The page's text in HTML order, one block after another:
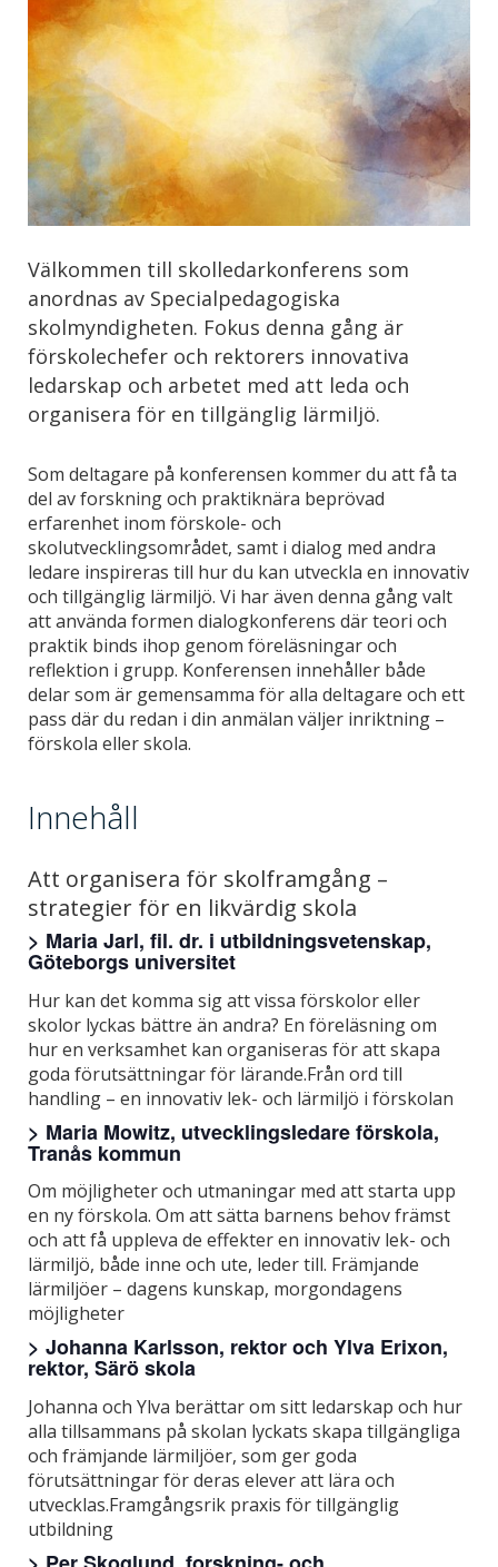
Välkommen till skolledarkonferens som
anordnas av Specialpedagogiska
skolmyndigheten. Fokus denna gång är
förskolechefer och rektorers innovativa
ledarskap och arbetet med att leda och
organisera för en tillgänglig lärmiljö.
Som deltagare på konferensen kommer du att få ta
del av forskning och praktiknära beprövad
erfarenhet inom förskole- och
skolutvecklingsområdet, samt i dialog med andra
ledare inspireras till hur du kan utveckla en innovativ
och tillgänglig lärmiljö. Vi har även denna gång valt
att använda formen dialogkonferens där teori och
praktik binds ihop genom föreläsningar och
reflektion i grupp. Konferensen innehåller både
delar som är gemensamma för alla deltagare och ett
pass där du redan i din anmälan väljer inriktning –
förskola eller skola.
Innehåll
Att organisera för skolframgång –
strategier för en likvärdig skola
> Maria Jarl, fil. dr. i utbildningsvetenskap,
Göteborgs universitet
Hur kan det komma sig att vissa förskolor eller
skolor lyckas bättre än andra? En föreläsning om
hur en verksamhet kan organiseras för att skapa
goda förutsättningar för lärande.Från ord till
handling – en innovativ lek- och lärmiljö i förskolan
> Maria Mowitz, utvecklingsledare förskola,
Tranås kommun
Om möjligheter och utmaningar med att starta upp
en ny förskola. Om att sätta barnens behov främst
och att få uppleva de effekter en innovativ lek- och
lärmiljö, både inne och ute, leder till. Främjande
lärmiljöer – dagens kunskap, morgondagens
möjligheter
> Johanna Karlsson, rektor och Ylva Erixon,
rektor, Särö skola
Johanna och Ylva berättar om sitt ledarskap och hur
alla tillsammans på skolan lyckats skapa tillgängliga
och främjande lärmiljöer, som ger goda
förutsättningar för deras elever att lära och
utvecklas.Framgångsrik praxis för tillgänglig
utbildning